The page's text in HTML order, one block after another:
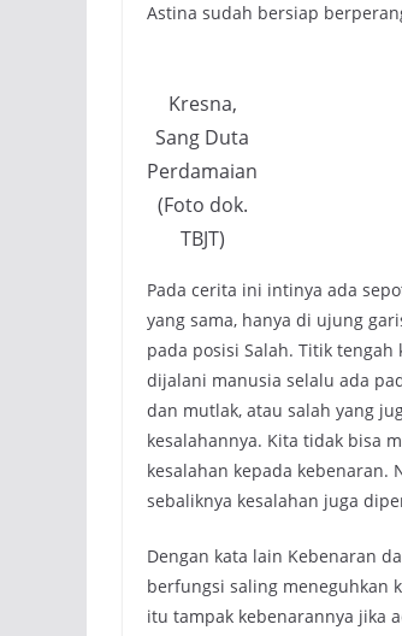
Astina sudah bersiap
Kresna,
Sang Duta
Perdamaian
(Foto dok.
TBJT)
Pada cerita ini intinya ada
yang sama, hanya di ujung
pada posisi Salah. Titik
dijalani manusia selalu ada
dan mutlak, atau salah yang
kesalahannya. Kita tidak bisa
kesalahan kepada
sebaliknya kesalahan juga
Dengan kata lain Kebenaran
berfungsi saling meneguhkan
itu tampak kebenarannya jika